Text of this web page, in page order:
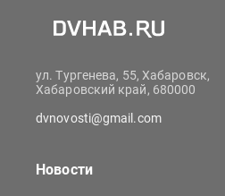
ул. Тургенева, 55, Хабаровск,
Хабаровский край, 680000
dvnovosti@gmail.com
Новости